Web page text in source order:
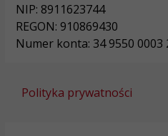
NIP: 8911623744
REGON: 910869430
Numer konta: 34 9550 0003
Polityka prywatności